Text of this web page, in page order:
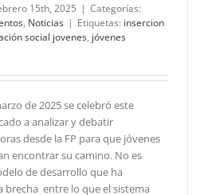
15th, 2025 | Categorías:
, Noticias | Etiquetas: insercion
social jovenes, jóvenes
de 2025 se celebró este
a analizar y debatir
desde la FP para que jóvenes
encontrar su camino. No es
de desarrollo que ha
brecha entre lo que el sistema